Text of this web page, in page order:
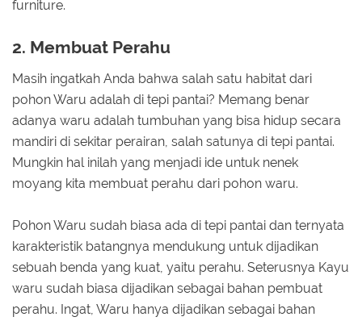
furniture.
2. Membuat Perahu
Masih ingatkah Anda bahwa salah satu habitat dari
pohon Waru adalah di tepi pantai? Memang benar
adanya waru adalah tumbuhan yang bisa hidup secara
mandiri di sekitar perairan, salah satunya di tepi pantai.
Mungkin hal inilah yang menjadi ide untuk nenek
moyang kita membuat perahu dari pohon waru.
Pohon Waru sudah biasa ada di tepi pantai dan ternyata
karakteristik batangnya mendukung untuk dijadikan
sebuah benda yang kuat, yaitu perahu. Seterusnya Kayu
waru sudah biasa dijadikan sebagai bahan pembuat
perahu. Ingat, Waru hanya dijadikan sebagai bahan